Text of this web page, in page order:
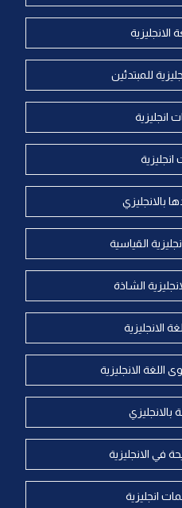
الانجليزية
للمبتدئين
انجليزية
بالانجليزي
القياسية
الشاذة
الانجليزية
اللغة الانجليزية
بالانجليزي
في الانجليزية
انجليزية